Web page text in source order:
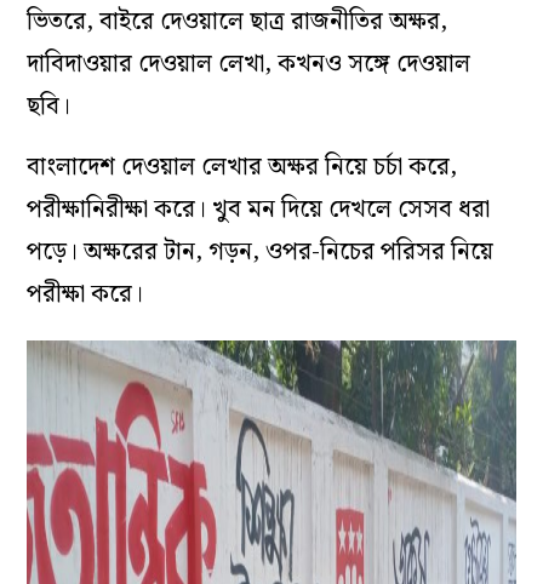
ভিতরে, বাইরে দেওয়ালে ছাত্র রাজনীতির অক্ষর,
দাবিদাওয়ার দেওয়াল লেখা, কখনও সঙ্গে দেওয়াল
ছবি।
বাংলাদেশ দেওয়াল লেখার অক্ষর নিয়ে চর্চা করে,
পরীক্ষানিরীক্ষা করে। খুব মন দিয়ে দেখলে সেসব ধরা
পড়ে। অক্ষরের টান, গড়ন, ওপর-নিচের পরিসর নিয়ে
পরীক্ষা করে।